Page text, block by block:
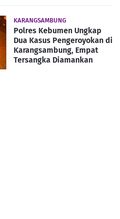
KARANGSAMBUNG
Polres Kebumen Ungkap
Dua Kasus Pengeroyokan di
Karangsambung, Empat
Tersangka Diamankan